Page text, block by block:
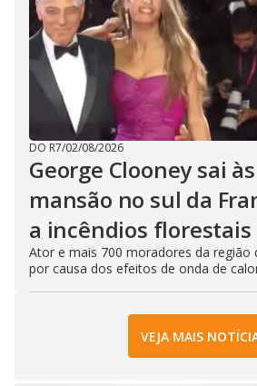
DO R7/02/08/2026
George Clooney sai
mansão no sul da
a incêndios florestais
Ator e mais 700 moradores da região
por causa dos efeitos de onda de
VEJA MAIS